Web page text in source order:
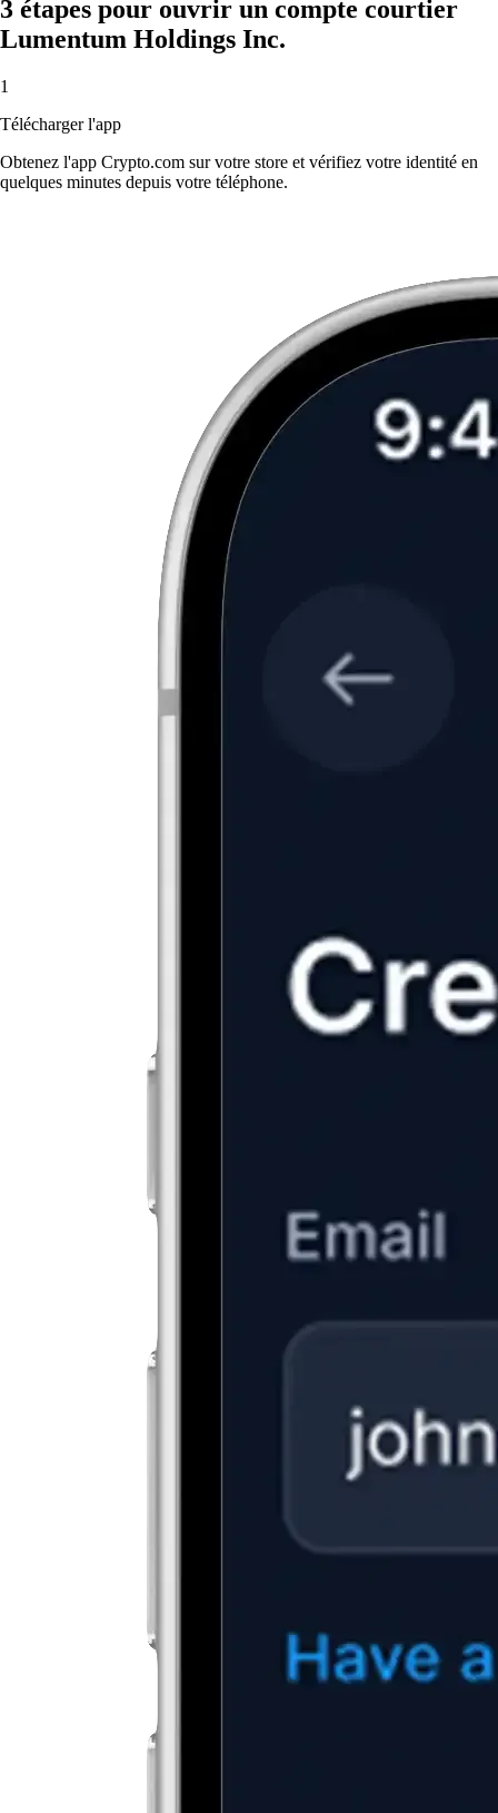
3 étapes pour ouvrir un compte courtier
Lumentum Holdings Inc.
1
Télécharger l'app
Obtenez l'app Crypto.com sur votre store et vérifiez votre identité en
quelques minutes depuis votre téléphone.